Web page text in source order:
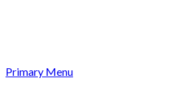
Primary Menu